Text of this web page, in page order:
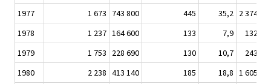
1977
1 673 743 800 445 35,2 2 374
1978
1 237 164 600 133 7,9
132
1979
1 753 228 690 130 10,7
243
1980
2 238 413 140 185 18,8 1 605